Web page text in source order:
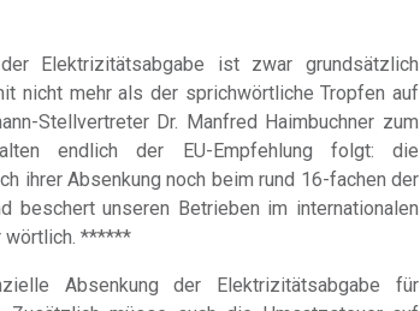
Elektrizitätsabgabe ist zwar grundsätzlich
nicht mehr als der sprichwörtliche Tropfen auf
Stellvertreter Dr. Manfred Haimbuchner zum
endlich der EU-Empfehlung folgt: die
ihrer Absenkung noch beim rund 16-fachen der
beschert unseren Betrieben im internationalen
wörtlich. ******
Absenkung der Elektrizitätsabgabe für